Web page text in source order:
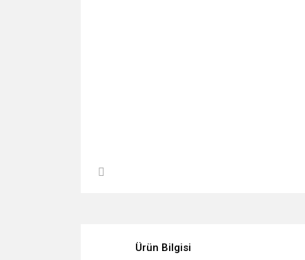
Ürün Bilgisi